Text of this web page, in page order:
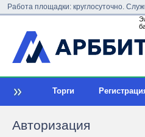
Работа площадки: круглосуточно.
Торги
Авторизация